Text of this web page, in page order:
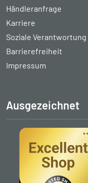
Händleranfrage
Karriere
Soziale Verantwortung
Barrierefreiheit
Impressum
Ausgezeichnet